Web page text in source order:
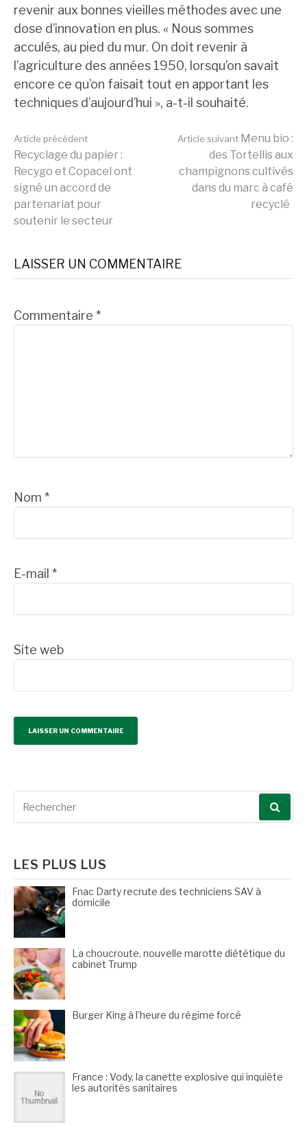
revenir aux bonnes vieilles méthodes avec une
dose d’innovation en plus. « Nous sommes
acculés, au pied du mur. On doit revenir à
l’agriculture des années 1950, lorsqu’on savait
encore ce qu’on faisait tout en apportant les
techniques d’aujourd’hui », a-t-il souhaité.
Lire
la
suite
Article précédent
Recyclage du papier :
Recygo et Copacel ont
signé un accord de
partenariat pour
soutenir le secteur
Article suivant Menu bio :
des Tortellis aux
champignons cultivés
dans du marc à café
recyclé
LAISSER UN COMMENTAIRE
Commentaire *
Nom *
E-mail *
Site web
LES PLUS LUS
Fnac Darty recrute des techniciens SAV à
domicile
La choucroute, nouvelle marotte diététique du
cabinet Trump
Burger King à l’heure du régime forcé
France : Vody, la canette explosive qui inquiète
les autorités sanitaires